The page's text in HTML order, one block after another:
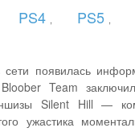
PS4 PS5
сети появилась
Team
Silent Hill —
ужастика